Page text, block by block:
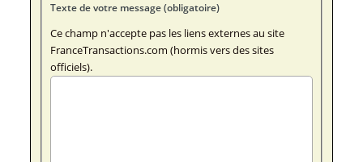
Texte de votre message (obligatoire)
Ce champ n'accepte pas les liens externes au site
FranceTransactions.com (hormis vers des sites
officiels).